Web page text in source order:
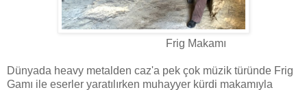
Frig Makamı
Dünyada heavy metalden caz'a pek çok müzik türünde Frig
Gamı ile eserler yaratılırken muhayyer kürdi makamıyla